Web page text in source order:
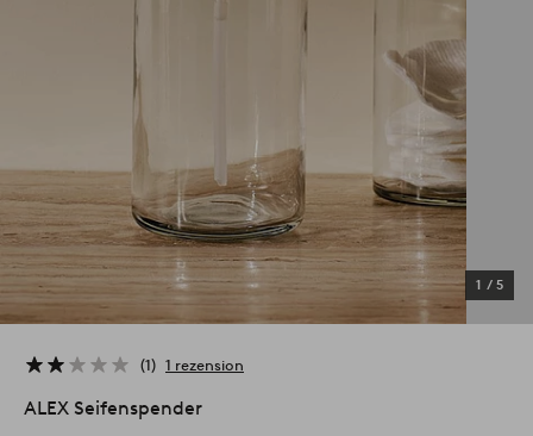
1 / 5
1 1 rezension
ALEX Seifenspender